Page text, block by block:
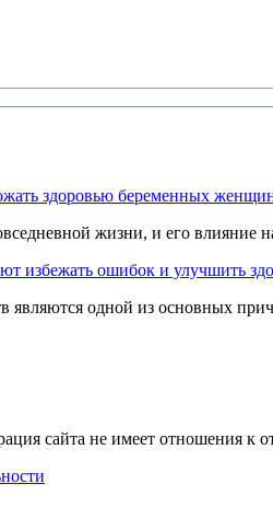
здоровью беременных
жизни, и его влияние
избежать ошибок и улучшить
являются одной из основных
сайта не имеет отношения к